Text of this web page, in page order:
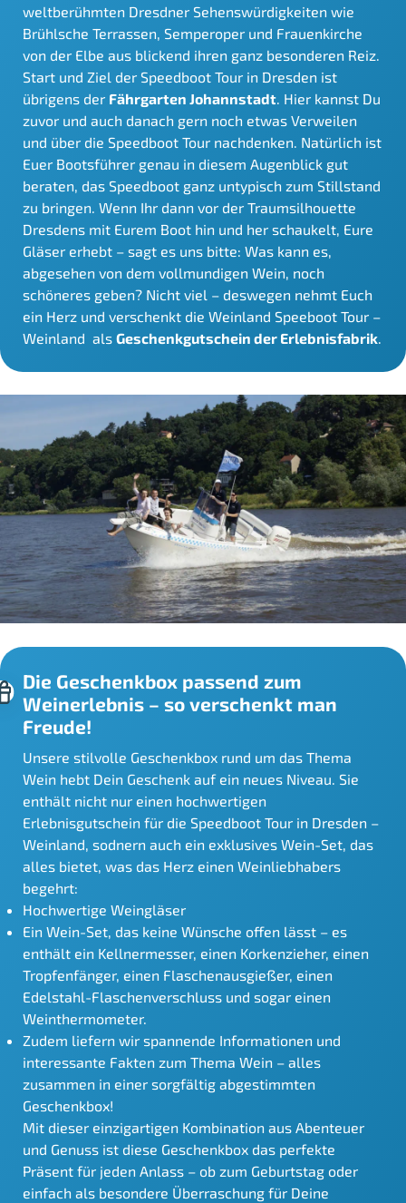
weltberühmten Dresdner Sehenswürdigkeiten wie
Brühlsche Terrassen, Semperoper und Frauenkirche
von der Elbe aus blickend ihren ganz besonderen Reiz.
Start und Ziel der Speedboot Tour in Dresden ist
übrigens der Fährgarten Johannstadt. Hier kannst Du
zuvor und auch danach gern noch etwas Verweilen
und über die Speedboot Tour nachdenken. Natürlich ist
Euer Bootsführer genau in diesem Augenblick gut
beraten, das Speedboot ganz untypisch zum Stillstand
zu bringen. Wenn Ihr dann vor der Traumsilhouette
Dresdens mit Eurem Boot hin und her schaukelt, Eure
Gläser erhebt – sagt es uns bitte: Was kann es,
abgesehen von dem vollmundigen Wein, noch
schöneres geben? Nicht viel – deswegen nehmt Euch
ein Herz und verschenkt die Weinland Speeboot Tour –
Weinland alsGeschenkgutschein der Erlebnisfabrik.
Die Geschenkbox passend zum
Weinerlebnis – so verschenkt man
Freude!
Unsere stilvolle Geschenkbox rund um das Thema
Wein hebt Dein Geschenk auf ein neues Niveau. Sie
enthält nicht nur einen hochwertigen
Erlebnisgutschein für die Speedboot Tour in Dresden –
Weinland, sodnern auch ein exklusives Wein-Set, das
alles bietet, was das Herz einen Weinliebhabers
begehrt:
Hochwertige Weingläser
Ein Wein-Set, das keine Wünsche offen lässt – es
enthält ein Kellnermesser, einen Korkenzieher, einen
Tropfenfänger, einen Flaschenausgießer, einen
Edelstahl-Flaschenverschluss und sogar einen
Weinthermometer.
Zudem liefern wir spannende Informationen und
interessante Fakten zum Thema Wein – alles
zusammen in einer sorgfältig abgestimmten
Geschenkbox!
Mit dieser einzigartigen Kombination aus Abenteuer
und Genuss ist diese Geschenkbox das perfekte
Präsent für jeden Anlass – ob zum Geburtstag oder
einfach als besondere Überraschung für Deine